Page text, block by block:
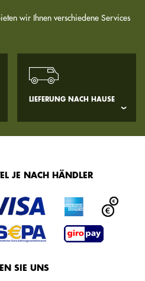
wir Ihnen verschiedene Services
LIEFERUNG NACH HAUSE
JE NACH HÄNDLER
SIE UNS